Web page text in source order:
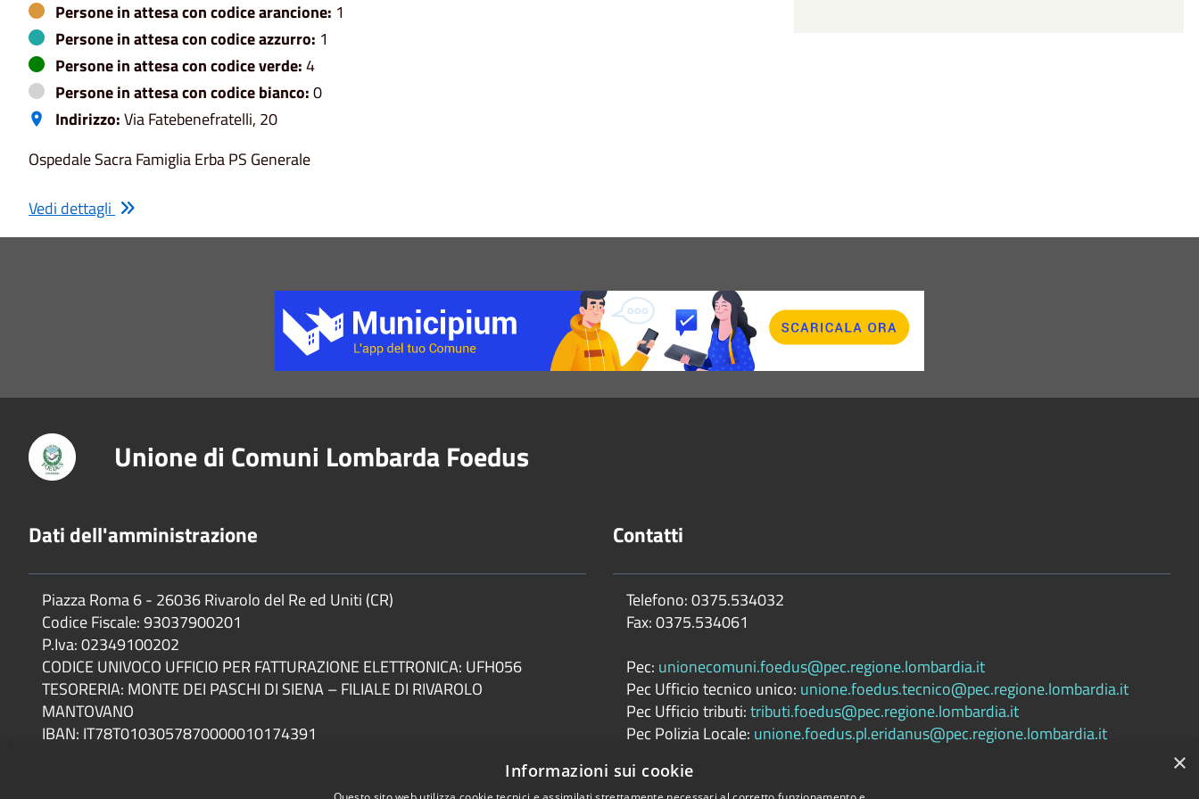
Persone in attesa con codice arancione: 1
Persone in attesa con codice azzurro: 1
Persone in attesa con codice verde:4
Persone in attesa con codice bianco:0
Indirizzo:Via Fatebenefratelli, 20
Ospedale Sacra Famiglia Erba PS Generale
Vedi dettagli
Unione di Comuni Lombarda Foedus
Dati dell'amministrazione
Piazza Roma 6 - 26036 Rivarolo del Re ed Uniti (CR)
Codice Fiscale: 93037900201
P.Iva: 02349100202
CODICE UNIVOCO UFFICIO PER FATTURAZIONE ELETTRONICA: UFH056
TESORERIA: MONTE DEI PASCHI DI SIENA – FILIALE DI RIVAROLO
MANTOVANO
IBAN: IT78T0103057870000010174391
Contatti
Telefono: 0375.534032
Fax: 0375.534061
Pec: unionecomuni.foedus@pec.regione.lombardia.it
Pec Ufficio tecnico unico: unione.foedus.tecnico@pec.regione.lombardia.it
Pec Ufficio tributi:tributi.foedus@pec.regione.lombardia.it
Pec Polizia Locale: unione.foedus.pl.eridanus@pec.regione.lombardia.it
×
Informazioni sui cookie